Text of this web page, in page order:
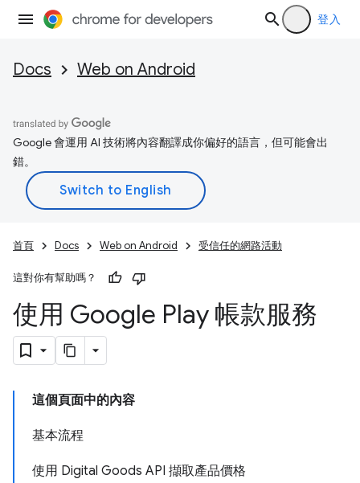
登入
Docs Web on Android
Google 會運用 AI 技術將內容翻譯成你偏好的語言，但可能會出
錯。
首頁 Docs Web on Android 受信任的網路活動
這對你有幫助嗎？
使用 Google Play 帳款服務
這個頁面中的內容
基本流程
使用 Digital Goods API 擷取產品價格